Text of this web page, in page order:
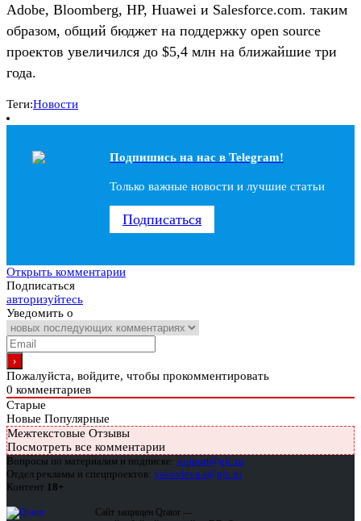
Adobe, Bloomberg, HP, Huawei и Salesforce.com. таким
образом, общий бюджет на поддержку open source
проектов увеличился до $5,4 млн на ближайшие три
года.
Теги:Новости
Подпишись на наc в Telegram!
Только важные новости и лучшие статьи
Подписаться
Открыть комментарии
Подписаться
авторизуйтесь
Уведомить о
Пожалуйста, войдите, чтобы прокомментировать
0 комментариев
Старые
Новые Популярные
Межтекстовые Отзывы
Посмотреть все комментарии
Вопросы по материалам и подписке: support@glc.ru
Отдел рекламы и спецпроектов: yakovleva.a@glc.ru
Контент 18+
Сайт защищен Qrator —